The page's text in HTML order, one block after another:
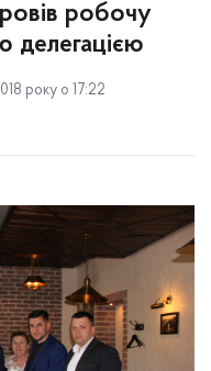
робочу
делегацією
року о 17:22